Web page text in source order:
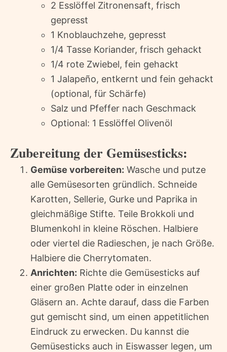
2 Esslöffel Zitronensaft, frisch
gepresst
1 Knoblauchzehe, gepresst
1/4 Tasse Koriander, frisch gehackt
1/4 rote Zwiebel, fein gehackt
1 Jalapeño, entkernt und fein gehackt
(optional, für Schärfe)
Salz und Pfeffer nach Geschmack
Optional: 1 Esslöffel Olivenöl
Zubereitung der Gemüsesticks:
Gemüse vorbereiten: Wasche und putze
alle Gemüsesorten gründlich. Schneide
Karotten, Sellerie, Gurke und Paprika in
gleichmäßige Stifte. Teile Brokkoli und
Blumenkohl in kleine Röschen. Halbiere
oder viertel die Radieschen, je nach Größe.
Halbiere die Cherrytomaten.
Anrichten: Richte die Gemüsesticks auf
einer großen Platte oder in einzelnen
Gläsern an. Achte darauf, dass die Farben
gut gemischt sind, um einen appetitlichen
Eindruck zu erwecken. Du kannst die
Gemüsesticks auch in Eiswasser legen, um